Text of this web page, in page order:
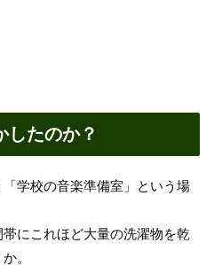
したのか？
学校の音楽準備室」という場
にこれほど大量の洗濯物を乾
。